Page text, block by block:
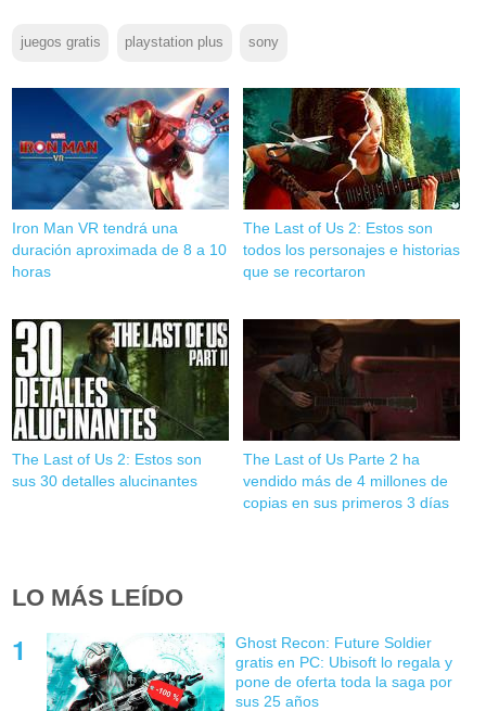
juegos gratis playstation plus sony
Iron Man VR tendrá una
duración aproximada de 8 a 10
horas
The Last of Us 2: Estos son
todos los personajes e historias
que se recortaron
The Last of Us 2: Estos son
sus 30 detalles alucinantes
The Last of Us Parte 2 ha
vendido más de 4 millones de
copias en sus primeros 3 días
LO MÁS LEÍDO
Ghost Recon: Future Soldier
gratis en PC: Ubisoft lo regala y
pone de oferta toda la saga por
sus 25 años